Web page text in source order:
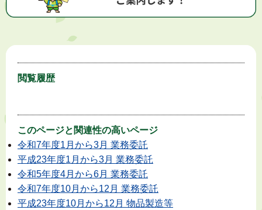
閲覧履歴
このページと 関連性の高いページ
令和7年度1月から3月 業務委託
平成23年度1月から3月 業務委託
令和5年度4月から6月 業務委託
令和7年度10月から12月 業務委託
平成23年度10月から12月 物品製造等